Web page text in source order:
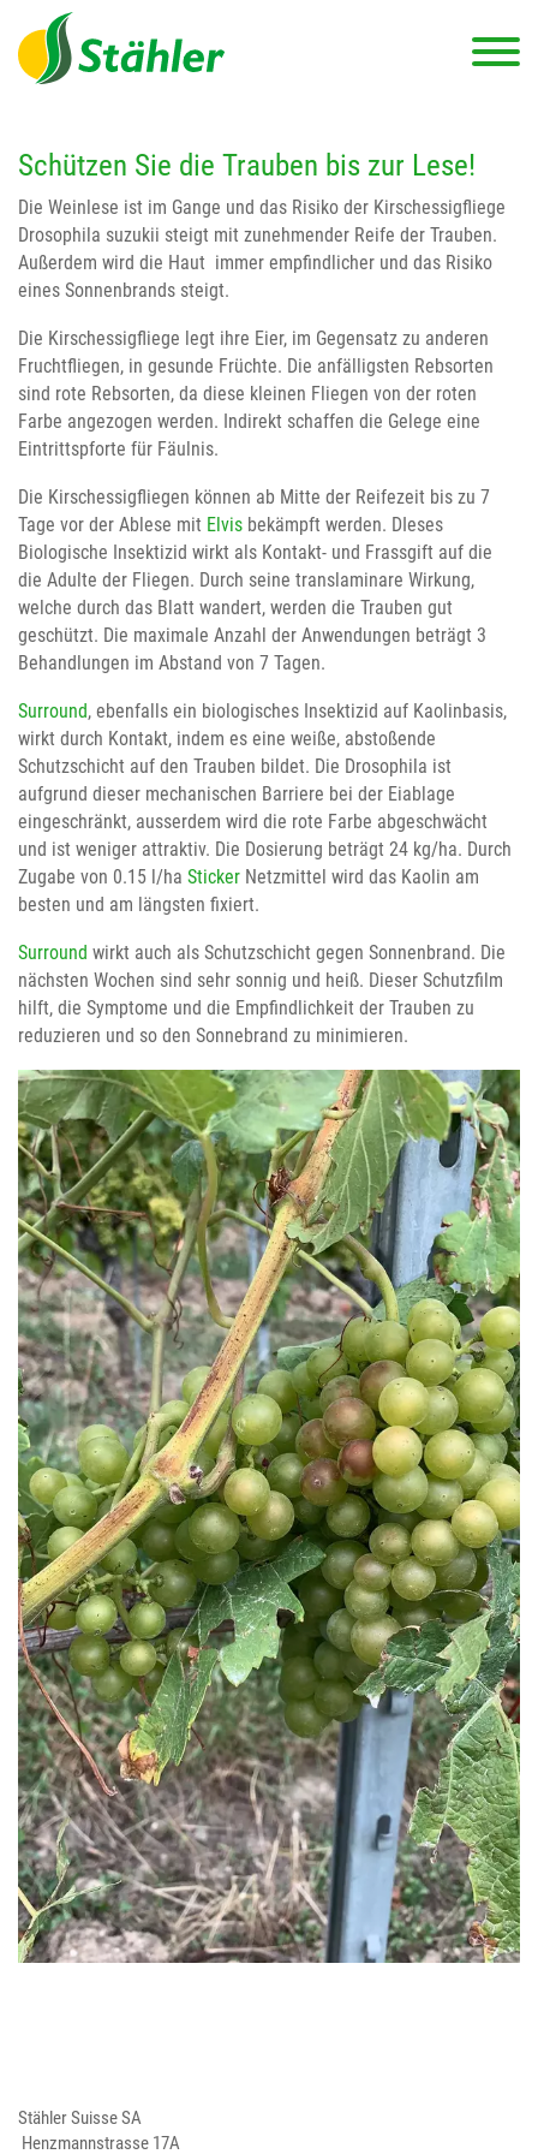
Schützen Sie die Trauben bis zur Lese!
Die Weinlese ist im Gange und das Risiko der Kirschessigfliege
Drosophila suzukii steigt mit zunehmender Reife der Trauben.
Außerdem wird die Haut immer empfindlicher und das Risiko
eines Sonnenbrands steigt.
Die Kirschessigfliege legt ihre Eier, im Gegensatz zu anderen
Fruchtfliegen, in gesunde Früchte. Die anfälligsten Rebsorten
sind rote Rebsorten, da diese kleinen Fliegen von der roten
Farbe angezogen werden. Indirekt schaffen die Gelege eine
Eintrittspforte für Fäulnis.
Die Kirschessigfliegen können ab Mitte der Reifezeit bis zu 7
Tage vor der Ablese mit Elvis bekämpft werden. DIeses
Biologische Insektizid wirkt als Kontakt- und Frassgift auf die
die Adulte der Fliegen. Durch seine translaminare Wirkung,
welche durch das Blatt wandert, werden die Trauben gut
geschützt. Die maximale Anzahl der Anwendungen beträgt 3
Behandlungen im Abstand von 7 Tagen.
Surround, ebenfalls ein biologisches Insektizid auf Kaolinbasis,
wirkt durch Kontakt, indem es eine weiße, abstoßende
Schutzschicht auf den Trauben bildet. Die Drosophila ist
aufgrund dieser mechanischen Barriere bei der Eiablage
eingeschränkt, ausserdem wird die rote Farbe abgeschwächt
und ist weniger attraktiv. Die Dosierung beträgt 24 kg/ha. Durch
Zugabe von 0.15 l/ha Sticker Netzmittel wird das Kaolin am
besten und am längsten fixiert.
Surround wirkt auch als Schutzschicht gegen Sonnenbrand. Die
nächsten Wochen sind sehr sonnig und heiß. Dieser Schutzfilm
hilft, die Symptome und die Empfindlichkeit der Trauben zu
reduzieren und so den Sonnebrand zu minimieren.
Stähler Suisse SA
Henzmannstrasse 17A